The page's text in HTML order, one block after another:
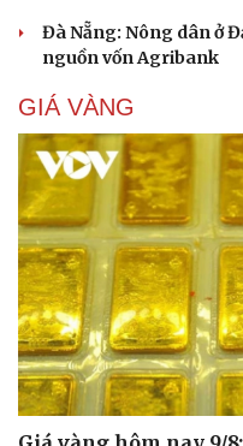
Đà Nẵng: Nông dân ở
nguồn vốn Agribank
GIÁ VÀNG